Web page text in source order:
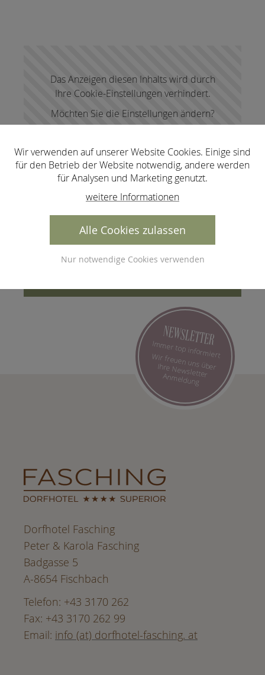
Das Anzeigen diesen Inhalts wird durch
Ihre Cookie-Einstellungen verhindert.
Möchten Sie die Einstellungen ändern?
Wanderurlaub im Dorfhotel
Dorfhotel Fasching
Peter & Karola Fasching
Badgasse 5
A-8654 Fischbach
Telefon: +43 3170 262
Fax: +43 3170 262 99
Email: info (at) dorfhotel-fasching. at
NEWSLETTER
Immer top informiert
Wir freuen uns über Ihre Newsletter Anmeldung
Wir verwenden auf unserer Website Cookies. Einige sind
für den Betrieb der Website notwendig, andere werden
für Analysen und Marketing genutzt.
weitere Informationen
Alle Cookies zulassen
Nur notwendige Cookies verwenden